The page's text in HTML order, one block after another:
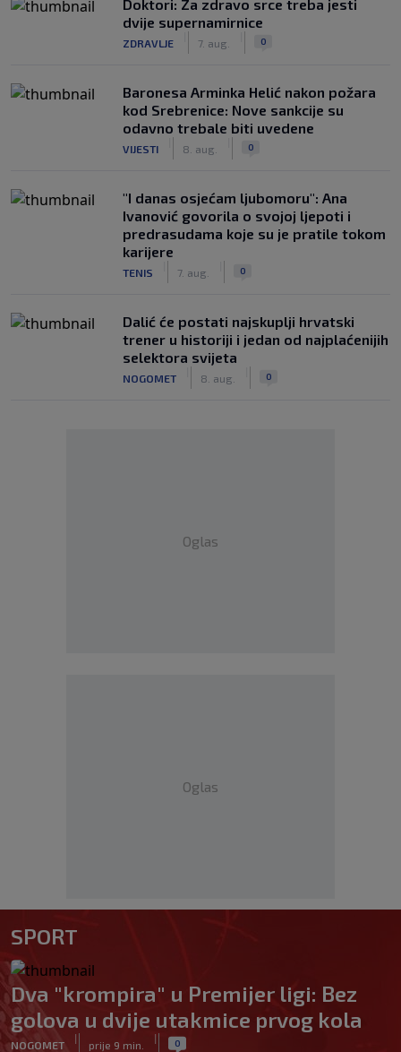
Doktori: Za zdravo srce treba jesti
dvije supernamirnice
ZDRAVLJE 7. aug. 0
Baronesa Arminka Helić nakon požara
kod Srebrenice: Nove sankcije su
odavno trebale biti uvedene
VIJESTI 8. aug. 0
"I danas osjećam ljubomoru": Ana
Ivanović govorila o svojoj ljepoti i
predrasudama koje su je pratile tokom
karijere
TENIS 7. aug. 0
Dalić će postati najskuplji hrvatski
trener u historiji i jedan od najplaćenijih
selektora svijeta
NOGOMET 8. aug. 0
Oglas
Oglas
SPORT
Dva "krompira" u Premijer ligi: Bez
golova u dvije utakmice prvog kola
NOGOMET
|
prije 9 min.
| 0